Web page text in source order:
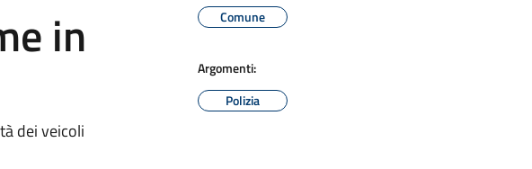
in
dei veicoli
Comune
Argomenti:
Polizia